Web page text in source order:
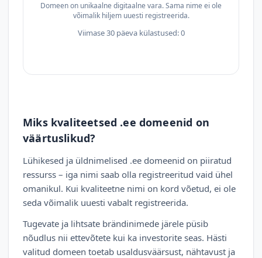
Domeen on unikaalne digitaalne vara. Sama nime ei ole
võimalik hiljem uuesti registreerida.
Viimase 30 päeva külastused: 0
Miks kvaliteetsed .ee domeenid on
väärtuslikud?
Lühikesed ja üldnimelised .ee domeenid on piiratud
ressurss – iga nimi saab olla registreeritud vaid ühel
omanikul. Kui kvaliteetne nimi on kord võetud, ei ole
seda võimalik uuesti vabalt registreerida.
Tugevate ja lihtsate brändinimede järele püsib
nõudlus nii ettevõtete kui ka investorite seas. Hästi
valitud domeen toetab usaldusväärsust, nähtavust ja